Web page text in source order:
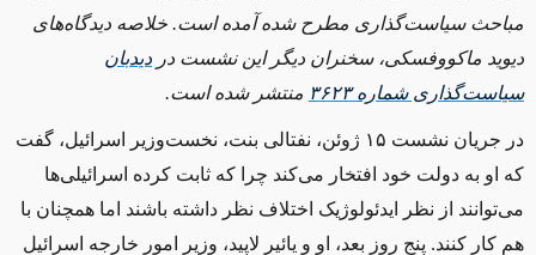
مباحث سیاست‌گذاری مطرح شده آمده است. خلاصه دیدگاه‌های
دیوید ماکووفسکی، سخنران دیگر این نشست در دیدبان
سیاست‌گذاری شماره۳۶۲۳ منتشر شده است.
در جریان نشست ۱۵ ژوئن، نفتالی بنت، نخست‌وزیر اسرائیل، گفت
که او به دولت خود افتخار می‌کند چرا که ثابت کرده اسرائیلی‌ها
می‌توانند از نظر ایدئولوژیک اختلاف نظر داشته باشند اما همچنان با
هم کار کنند. پنج روز بعد، او و یائیر لاپید، وزیر امور خارجه اسرائیل